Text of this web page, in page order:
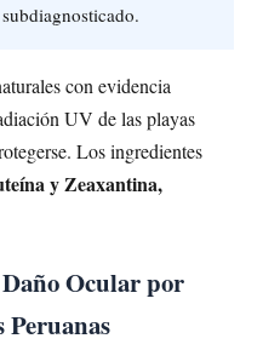
con evidencia
UV de las playas
Los ingredientes
y Zeaxantina,
Ocular por
Peruanas